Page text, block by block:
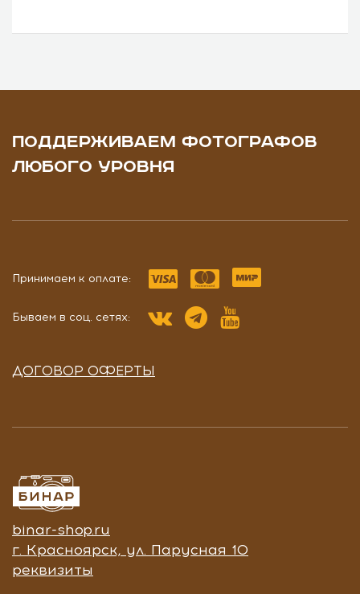
ПОДДЕРЖИВАЕМ ФОТОГРАФОВ
ЛЮБОГО УРОВНЯ
Принимаем к оплате:
Бываем в соц. сетях:
ДОГОВОР ОФЕРТЫ
binar-shop.ru
г. Красноярск, ул. Парусная 10
реквизиты